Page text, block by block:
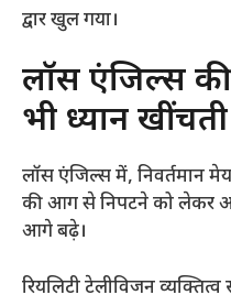
द्वार खुल गया।
लॉस एंजिल्स
भी ध्यान
लॉस एंजिल्स में, निवर्तमान
की आग से निपटने को लेकर
आगे बढ़े।
रियलिटी टेलीविजन